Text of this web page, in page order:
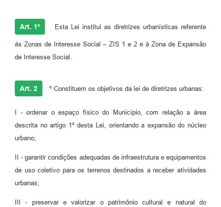
Art. 1º Esta Lei institui as diretrizes urbanísticas referente
às Zonas de Interesse Social – ZIS 1 e 2 e à Zona de Expansão
de Interesse Social.
Art. 2 º Constituem os objetivos da lei de diretrizes urbanas:
I - ordenar o espaço físico do Município, com relação a área
descrita no artigo 1º desta Lei, orientando a expansão do núcleo
urbano;
II - garantir condições adequadas de infraestrutura e equipamentos
de uso coletivo para os terrenos destinados a receber atividades
urbanas;
III - preservar e valorizar o patrimônio cultural e natural do